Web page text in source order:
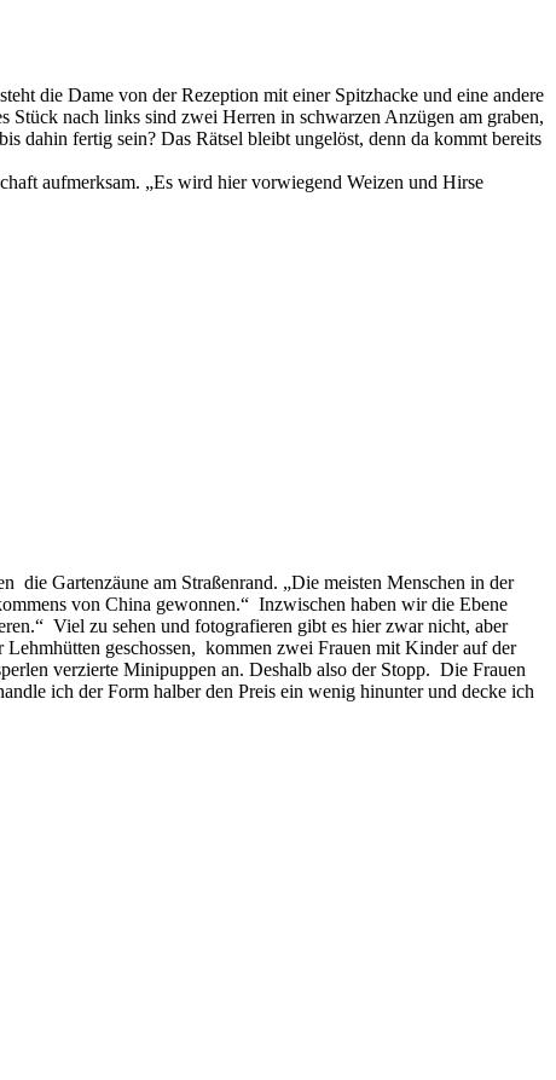
die Dame von der Rezeption mit einer Spitzhacke und eine andere
Stück nach links sind zwei Herren in schwarzen Anzügen am graben,
dahin fertig sein? Das Rätsel bleibt ungelöst, denn da kommt bereits
aufmerksam. „Es wird hier vorwiegend Weizen und Hirse
die Gartenzäune am Straßenrand. „Die meisten Menschen in der
von China gewonnen.“ Inzwischen haben wir die Ebene
Viel zu sehen und fotografieren gibt es hier zwar nicht, aber
geschossen, kommen zwei Frauen mit Kinder auf der
verzierte Minipuppen an. Deshalb also der Stopp. Die Frauen
ich der Form halber den Preis ein wenig hinunter und decke ich